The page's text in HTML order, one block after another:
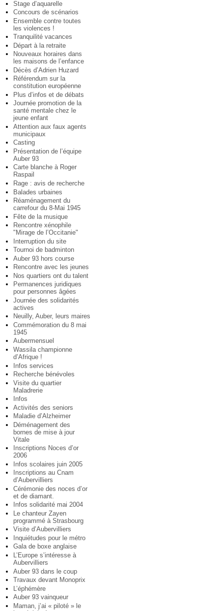
Stage d’aquarelle
Concours de scénarios
Ensemble contre toutes
les violences !
Tranquilité vacances
Départ à la retraite
Nouveaux horaires dans
les maisons de l’enfance
Décès d’Adrien Huzard
Référendum sur la
constitution européenne
Plus d’infos et de débats
Journée promotion de la
santé mentale chez le
jeune enfant
Attention aux faux agents
municipaux
Casting
Présentation de l’équipe
Auber 93
Carte blanche à Roger
Raspail
Rage : avis de recherche
Balades urbaines
Réaménagement du
carrefour du 8-Mai 1945
Fête de la musique
Rencontre xénophile
"Mirage de l’Occitanie"
Interruption du site
Tournoi de badminton
Auber 93 hors course
Rencontre avec les jeunes
Nos quartiers ont du talent
Permanences juridiques
pour personnes âgées
Journée des solidarités
actives
Neuilly, Auber, leurs maires
Commémoration du 8 mai
1945
Aubermensuel
Wassila championne
d’Afrique !
Infos services
Recherche bénévoles
Visite du quartier
Maladrerie
Infos
Activités des seniors
Maladie d’Alzheimer
Déménagement des
bornes de mise à jour
Vitale
Inscriptions Noces d’or
2006
Infos scolaires juin 2005
Inscriptions au Cnam
d’Aubervilliers
Cérémonie des noces d’or
et de diamant.
Infos solidarité mai 2004
Le chanteur Zayen
programmé à Strasbourg
Visite d’Aubervilliers
Inquiétudes pour le métro
Gala de boxe anglaise
L’Europe s’intéresse à
Aubervilliers
Auber 93 dans le coup
Travaux devant Monoprix
L’éphémère
Auber 93 vainqueur
Maman, j’ai « piloté » le